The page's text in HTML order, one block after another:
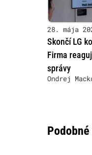
28. mája
Skončí LG
Firma
správy
Ondrej